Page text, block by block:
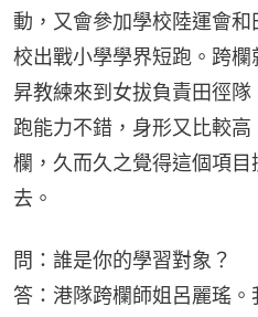
動，又會參加學校陸運會
校出戰小學學界短跑。跨
昇教練來到女拔負責田徑
跑能力不錯，身形又比較
欄，久而久之覺得這個項
去。
問：誰是你的學習對象？
答：港隊跨欄師姐呂麗瑤